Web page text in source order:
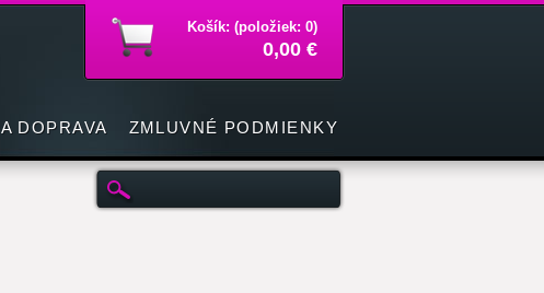
DOPRAVA ZMLUVNÉ PODMIENKY
Košík: (položiek: 0)
0,00 €